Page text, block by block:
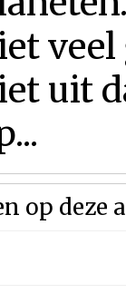
uit
op deze